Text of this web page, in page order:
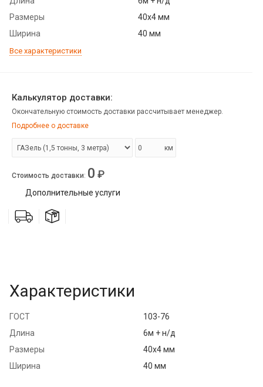
Размеры
40х4 мм
Ширина
40 мм
Все характеристики
Калькулятор доставки:
Окончательную стоимость доставки рассчитывает менеджер.
Подробнее о доставке
км
Стоимость доставки: 0 ₽
Дополнительные услуги
Характеристики
ГОСТ
103-76
Длина
6м + н/д
Размеры
40х4 мм
Ширина
40 мм